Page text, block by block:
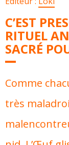
C’EST
RITUEL
SACRÉ
Comme
très